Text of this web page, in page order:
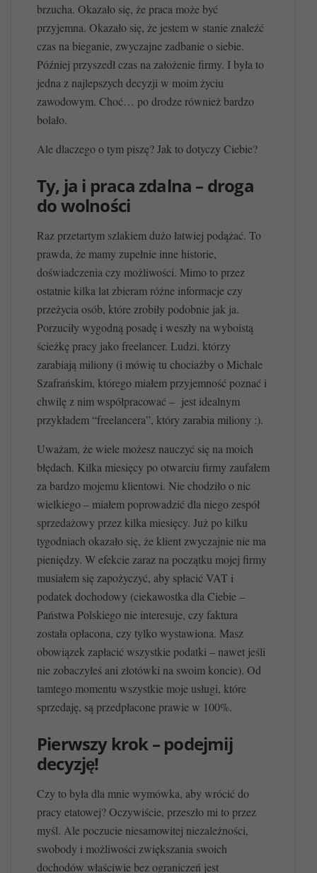
brzucha. Okazało się, że praca może być
przyjemna. Okazało się, że jestem w stanie znaleźć
czas na bieganie, zwyczajne zadbanie o siebie.
Później przyszedł czas na założenie firmy. I była to
jedna z najlepszych decyzji w moim życiu
zawodowym. Choć… po drodze również bardzo
bolało.
Ale dlaczego o tym piszę? Jak to dotyczy Ciebie?
Ty, ja i praca zdalna – droga
do wolności
Raz przetartym szlakiem dużo łatwiej podążać. To
prawda, że mamy zupełnie inne historie,
doświadczenia czy możliwości. Mimo to przez
ostatnie kilka lat zbieram różne informacje czy
przeżycia osób, które zrobiły podobnie jak ja.
Porzuciły wygodną posadę i weszły na wyboistą
ścieżkę pracy jako freelancer. Ludzi, którzy
zarabiają miliony (i mówię tu chociażby o Michale
Szafrańskim, którego miałem przyjemność poznać i
chwilę z nim współpracować – jest idealnym
przykładem “freelancera”, który zarabia miliony :).
Uważam, że wiele możesz nauczyć się na moich
błędach. Kilka miesięcy po otwarciu firmy zaufałem
za bardzo mojemu klientowi. Nie chodziło o nic
wielkiego – miałem poprowadzić dla niego zespół
sprzedażowy przez kilka miesięcy. Już po kilku
tygodniach okazało się, że klient zwyczajnie nie ma
pieniędzy. W efekcie zaraz na początku mojej firmy
musiałem się zapożyczyć, aby spłacić VAT i
podatek dochodowy (ciekawostka dla Ciebie –
Państwa Polskiego nie interesuje, czy faktura
została opłacona, czy tylko wystawiona. Masz
obowiązek zapłacić wszystkie podatki – nawet jeśli
nie zobaczyłeś ani złotówki na swoim koncie). Od
tamtego momentu wszystkie moje usługi, które
sprzedaję, są przedpłacone prawie w 100%.
Pierwszy krok – podejmij
decyzję!
Czy to była dla mnie wymówka, aby wrócić do
pracy etatowej? Oczywiście, przeszło mi to przez
myśl. Ale poczucie niesamowitej niezależności,
swobody i możliwości zwiększania swoich
dochodów właściwie bez ograniczeń jest